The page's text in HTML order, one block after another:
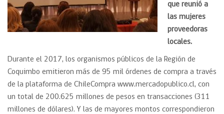
que reunió a
las mujeres
proveedoras
locales.
Durante el 2017, los organismos públicos de la Región de
Coquimbo emitieron más de 95 mil órdenes de compra a través
de la plataforma de ChileCompra www.mercadopublico.cl, con
un total de 200.625 millones de pesos en transacciones (311
millones de dólares). Y las de mayores montos correspondieron